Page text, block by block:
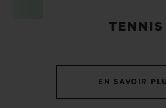
TENNIS
EN SAVOIR